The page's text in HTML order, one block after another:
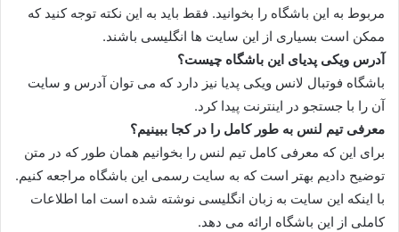
مربوط به این باشگاه را بخوانید. فقط باید به این نکته توجه کنید که
ممکن است بسیاری از این سایت ها انگلیسی باشند.
آدرس ویکی پدیای این باشگاه چیست؟
باشگاه فوتبال لانس ویکی‌ پدیا نیز دارد که می توان آدرس و سایت
آن را با جستجو در اینترنت پیدا کرد.
معرفی تیم لنس به طور کامل را در کجا ببینیم؟
برای این که معرفی کامل تیم لنس را بخوانیم همان طور که در متن
توضیح دادیم بهتر است که به سایت رسمی این باشگاه مراجعه کنیم.
با اینکه این سایت به زبان انگلیسی نوشته شده است اما اطلاعات
کاملی از این باشگاه ارائه می دهد.